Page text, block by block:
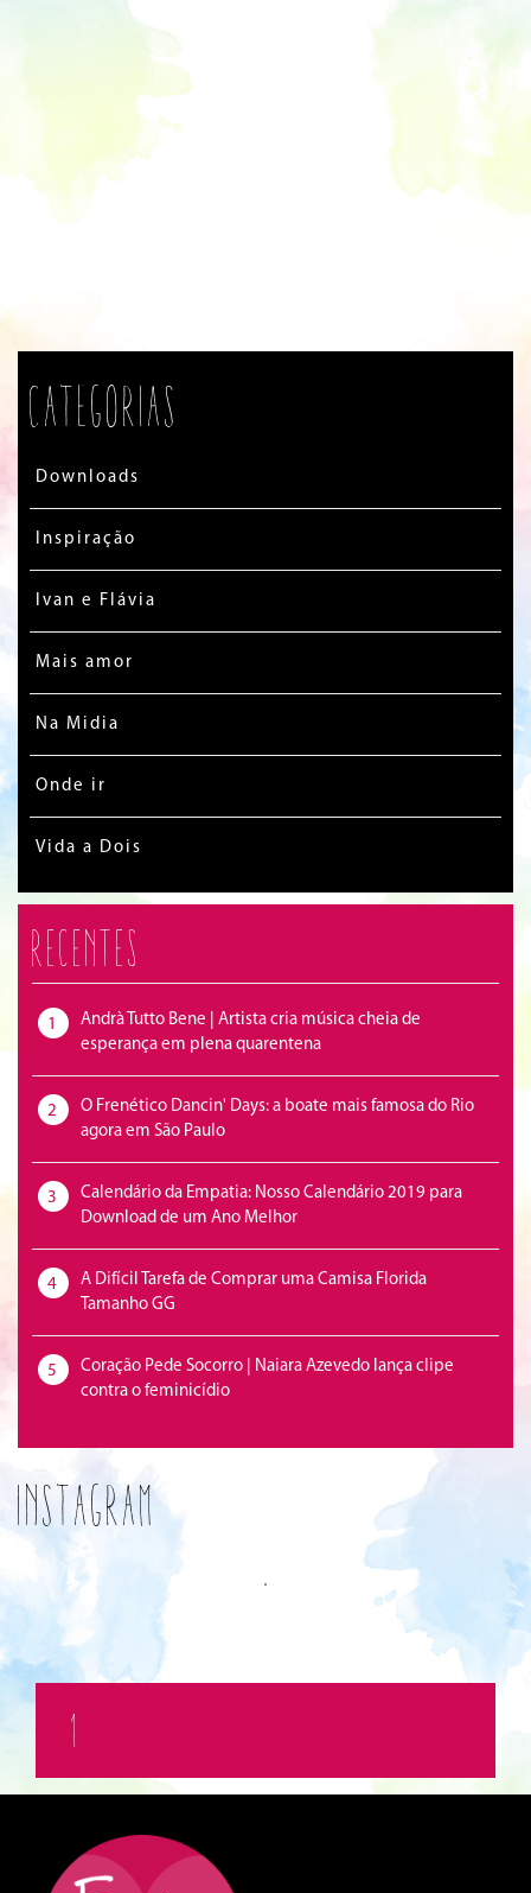
Categorias
Downloads
Inspiração
Ivan e Flávia
Mais amor
Na Midia
Onde ir
Vida a Dois
Recentes
1
Andrà Tutto Bene | Artista cria música cheia de
esperança em plena quarentena
2
O Frenético Dancin' Days: a boate mais famosa do Rio
agora em São Paulo
3
Calendário da Empatia: Nosso Calendário 2019 para
Download de um Ano Melhor
4
A Difícil Tarefa de Comprar uma Camisa Florida
Tamanho GG
5
Coração Pede Socorro | Naiara Azevedo lança clipe
contra o feminicídio
Instagram
1